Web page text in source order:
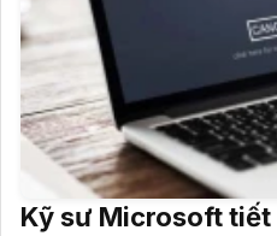
Kỹ sư Microsoft tiết